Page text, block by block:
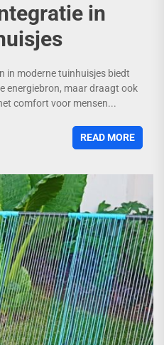
in
in moderne tuinhuisjes biedt
energiebron, maar draagt ook
comfort voor mensen...
READ MORE